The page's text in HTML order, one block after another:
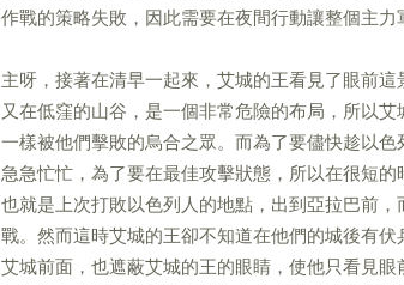
作戰的策略失敗，因此需要在夜間行動讓整個主力
主呀，接著在清早一起來，艾城的王看見了眼前
又在低窪的山谷，是一個非常危險的布局，所以
一樣被他們擊敗的烏合之眾。而為了要儘快趁以
急急忙忙，為了要在最佳攻擊狀態，所以在很短
也就是上次打敗以色列人的地點，出到亞拉巴前
戰。然而這時艾城的王卻不知道在他們的城後有
艾城前面，也遮蔽艾城的王的眼睛，使他只看見